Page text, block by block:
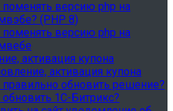
поменять версию php на
(PHP 8)
поменять версию php на
активация купона
активация купона
правильно обновить решение?
обновить 1С-Битрикс?